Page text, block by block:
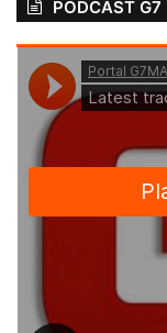
PODCAST G7